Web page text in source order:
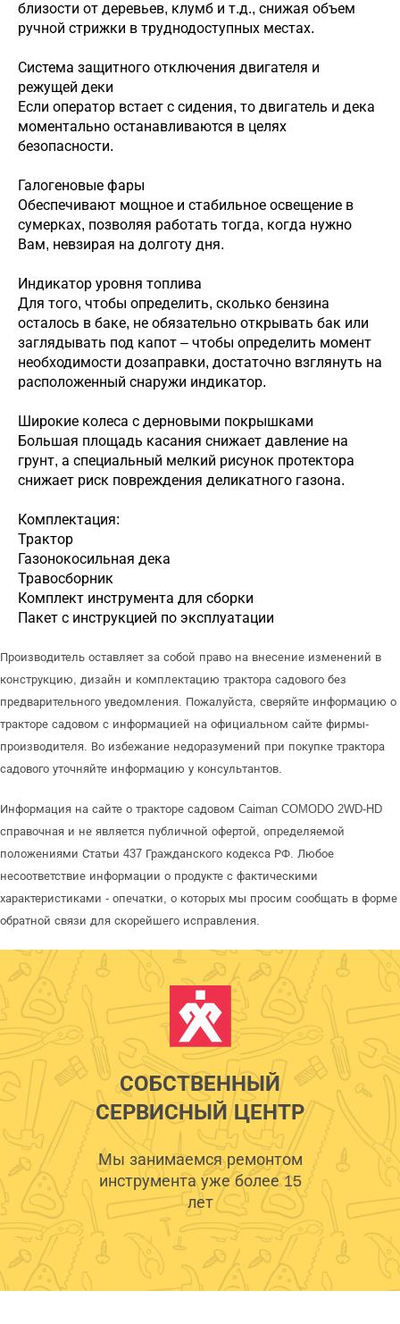
близости от деревьев, клумб и т.д., снижая объем
ручной стрижки в труднодоступных местах.
Система защитного отключения двигателя и
режущей деки
Если оператор встает с сидения, то двигатель и дека
моментально останавливаются в целях
безопасности.
Галогеновые фары
Обеспечивают мощное и стабильное освещение в
сумерках, позволяя работать тогда, когда нужно
Вам, невзирая на долготу дня.
Индикатор уровня топлива
Для того, чтобы определить, сколько бензина
осталось в баке, не обязательно открывать бак или
заглядывать под капот – чтобы определить момент
необходимости дозаправки, достаточно взглянуть на
расположенный снаружи индикатор.
Широкие колеса с дерновыми покрышками
Большая площадь касания снижает давление на
грунт, а специальный мелкий рисунок протектора
снижает риск повреждения деликатного газона.
Комплектация:
Трактор
Газонокосильная дека
Травосборник
Комплект инструмента для сборки
Пакет с инструкцией по эксплуатации
Производитель оставляет за собой право на внесение изменений в
конструкцию, дизайн и комплектацию трактора садового без
предварительного уведомления. Пожалуйста, сверяйте информацию о
тракторе садовом с информацией на официальном сайте фирмы-
производителя. Во избежание недоразумений при покупке трактора
садового уточняйте информацию у консультантов.
Информация на сайте о тракторе садовом Caiman COMODO 2WD-HD
справочная и не является публичной офертой, определяемой
положениями Статьи 437 Гражданского кодекса РФ. Любое
несоответствие информации о продукте с фактическими
характеристиками - опечатки, о которых мы просим сообщать в форме
обратной связи для скорейшего исправления.
СОБСТВЕННЫЙ
СЕРВИСНЫЙ ЦЕНТР
Мы занимаемся ремонтом
инструмента уже более 15
лет